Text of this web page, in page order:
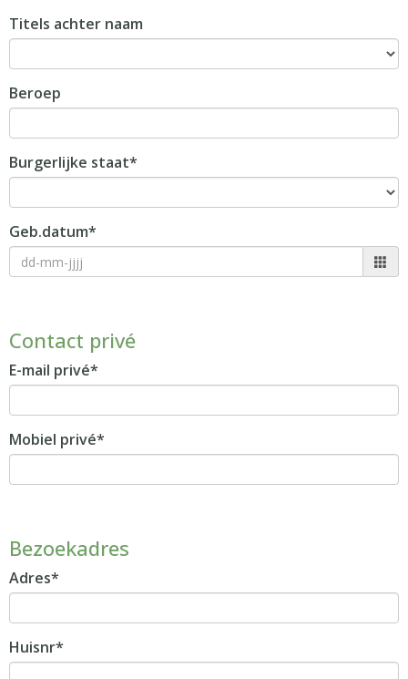
Titels achter naam
Beroep
Burgerlijke staat*
Geb.datum*
Contact privé
E-mail privé*
Mobiel privé*
Bezoekadres
Adres*
Huisnr*